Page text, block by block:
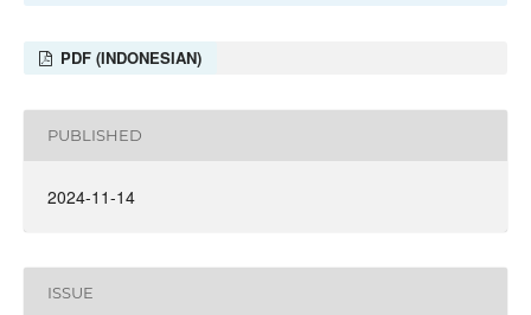
PDF (INDONESIAN)
PUBLISHED
2024-11-14
ISSUE